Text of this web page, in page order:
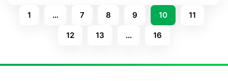
1 … 7 8 9 10 11
12 13 … 16